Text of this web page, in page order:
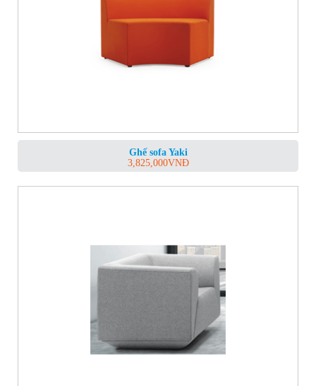
Ghế sofa Yaki
3,825,000VNĐ